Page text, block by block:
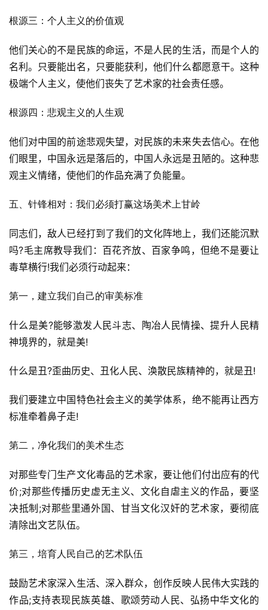
文
分
类
专
题
列
表
快
讯
多
页
面
根源三：个人主义的价值观
他们关心的不是民族的命运，不是人民的生活，而是个人的
名利。只要能出名，只要能获利，他们什么都愿意干。这种
极端个人主义，使他们丧失了艺术家的社会责任感。
根源四：悲观主义的人生观
他们对中国的前途悲观失望，对民族的未来失去信心。在他
们眼里，中国永远是落后的，中国人永远是丑陋的。这种悲
观主义情绪，使他们的作品充满了负能量。
五、针锋相对：我们必须打赢这场美术上甘岭
同志们，敌人已经打到了我们的文化阵地上，我们还能沉默
吗?毛主席教导我们：百花齐放、百家争鸣，但绝不是要让
毒草横行!我们必须行动起来：
第一，建立我们自己的审美标准
什么是美?能够激发人民斗志、陶冶人民情操、提升人民精
神境界的，就是美!
什么是丑?歪曲历史、丑化人民、涣散民族精神的，就是丑!
我们要建立中国特色社会主义的美学体系，绝不能再让西方
标准牵着鼻子走!
第二，净化我们的美术生态
对那些专门生产文化毒品的艺术家，要让他们付出应有的代
价;对那些传播历史虚无主义、文化自虐主义的作品，要坚
决抵制;对那些里通外国、甘当文化汉奸的艺术家，要彻底
清除出文艺队伍。
第三，培育人民自己的艺术队伍
鼓励艺术家深入生活、深入群众，创作反映人民伟大实践的
作品;支持表现民族英雄、歌颂劳动人民、弘扬中华文化的